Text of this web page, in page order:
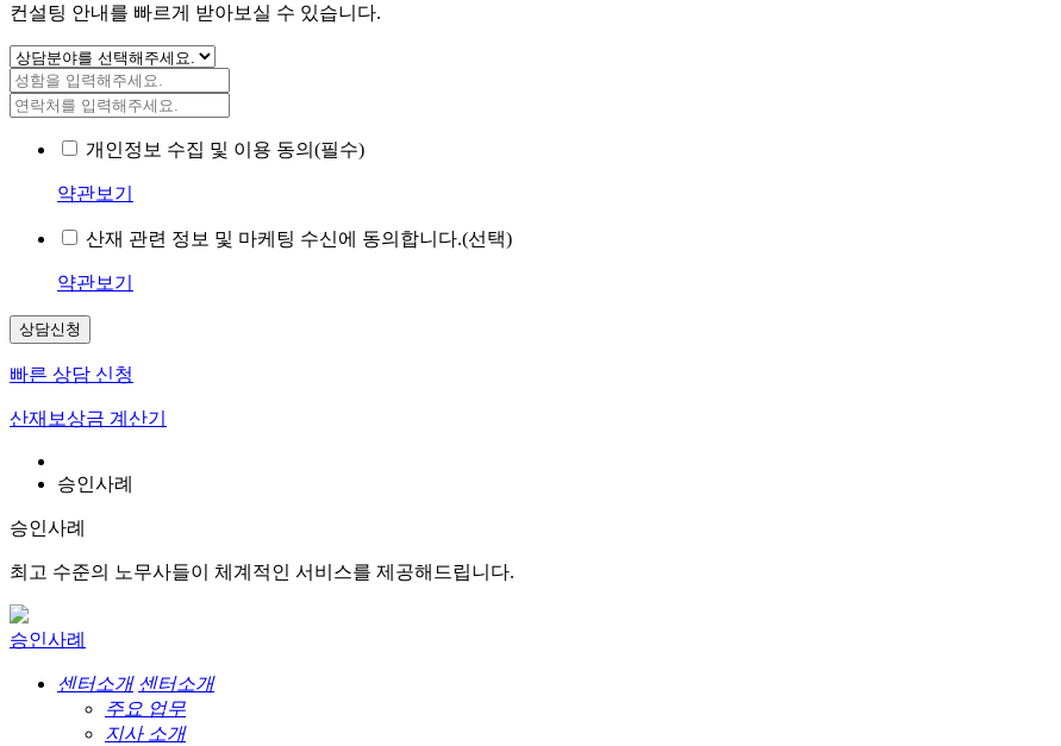
컨설팅 안내를 빠르게 받아보실 수 있습니다.
개인정보 수집 및 이용 동의(필수)
약관보기
산재 관련 정보 및 마케팅 수신에 동의합니다.(선택)
약관보기
상담신청
빠른 상담 신청
산재보상금 계산기
승인사례
승인사례
최고 수준의 노무사들이 체계적인 서비스를 제공해드립니다.
승인사례
센터소개 센터소개
주요 업무
지사 소개